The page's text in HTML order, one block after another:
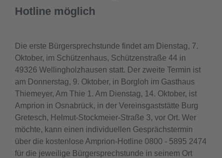
Hotline möglich
Die erste Bürgersprechstunde findet am Dienstag, 7.
Oktober, im Schützenhaus, Schützenstraße 44 in
49326 Wellingholzhausen statt. Der zweite Termin ist
am Donnerstag, 9. Oktober, in Borgloh im Gasthaus
Thiemeyer, Am Thie 1. Am Dienstag, 14. Oktober, ist
Amprion in Osnabrück, in der Vereinsgaststätte Burg
Gretesch, Helmut-Stockmeier-Straße 3, vor Ort. Wer
möchte, kann einen individuellen Gesprächstermin
über die kostenlose Amprion-Hotline 0800 - 5895 2474
für die jeweilige Bürgersprechstunde in seinem Ort